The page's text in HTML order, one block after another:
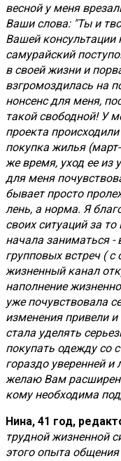
весной у меня
Ваши слова: "Ты и
Вашей
самурайский
в своей жизни и
взгромоздилась на
нонсенс для меня,
такой свободной! У
проекта
покупка жилья
же время, уход ее из
для меня
бывает просто
лень, а норма. Я
своих ситуаций за
начала заниматься -
групповых встреч (
жизненный канал
наполнение
уже почувствовала
изменения привели
стала уделять
покупать одежду со
гораздо уверенней
желаю Вам
кому необходима
Нина, 41 год,
трудной жизненной
этого опыта